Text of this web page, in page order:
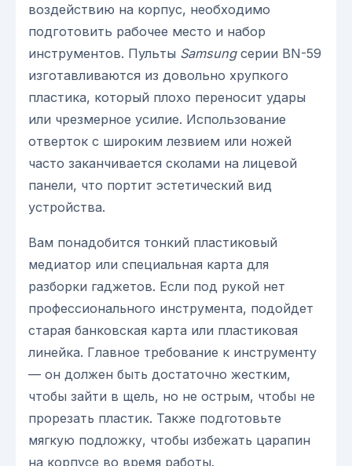
воздействию на корпус, необходимо
подготовить рабочее место и набор
инструментов. Пульты Samsungсерии BN-59
изготавливаются из довольно хрупкого
пластика, который плохо переносит удары
или чрезмерное усилие. Использование
отверток с широким лезвием или ножей
часто заканчивается сколами на лицевой
панели, что портит эстетический вид
устройства.
Вам понадобится тонкий пластиковый
медиатор или специальная карта для
разборки гаджетов. Если под рукой нет
профессионального инструмента, подойдет
старая банковская карта или пластиковая
линейка. Главное требование к инструменту
— он должен быть достаточно жестким,
чтобы зайти в щель, но не острым, чтобы не
прорезать пластик. Также подготовьте
мягкую подложку, чтобы избежать царапин
на корпусе во время работы.